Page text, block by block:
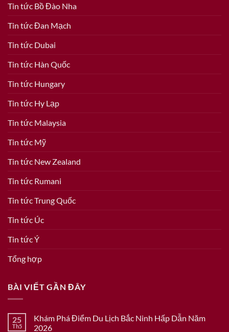
Tin tức Bồ Đào Nha
Tin tức Đan Mạch
Tin tức Dubai
Tin tức Hàn Quốc
Tin tức Hungary
Tin tức Hy Lạp
Tin tức Malaysia
Tin tức Mỹ
Tin tức New Zealand
Tin tức Rumani
Tin tức Trung Quốc
Tin tức Úc
Tin tức Ý
Tổng hợp
BÀI VIẾT GẦN ĐÂY
25
Th5
Khám Phá Điểm Du Lịch Bắc Ninh Hấp Dẫn Năm
2026